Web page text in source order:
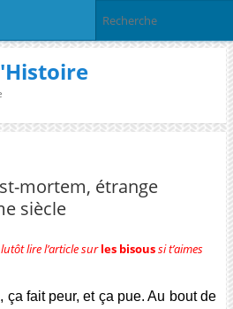
mortem, étrange
siècle
lire l’article surles bisoussi t’aimes
ça fait peur, et ça pue. Au bout de